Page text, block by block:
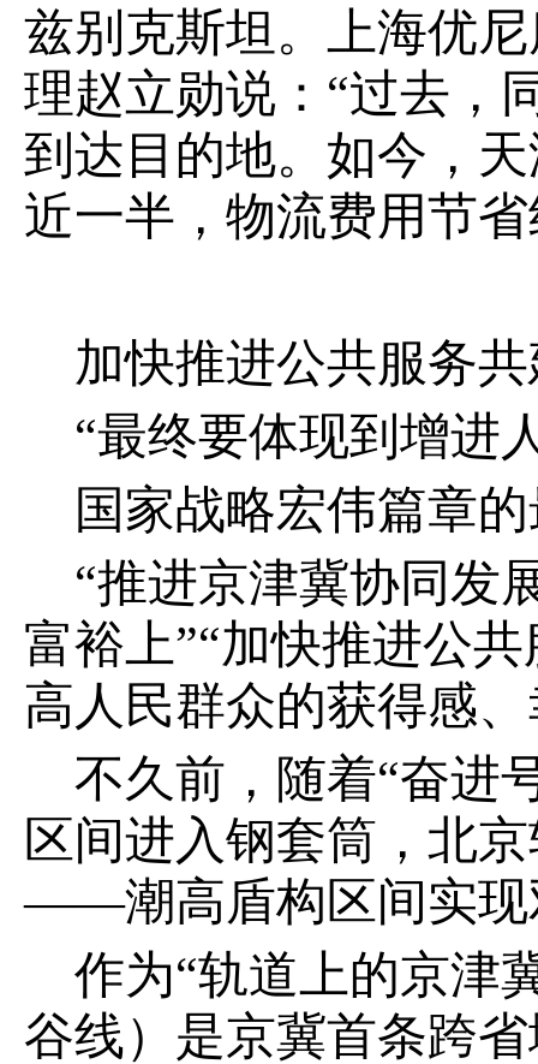
兹别克斯坦。上海优
理赵立勋说：“过去，
到达目的地。如今，
近一半，物流费用节省
加快推进公共服务
“最终要体现到增进
国家战略宏伟篇章
“推进京津冀协同发
富裕上”“加快推进公
高人民群众的获得感
不久前，随着“奋进
区间进入钢套筒，北
——潮高盾构区间实现
作为“轨道上的京津
谷线）是京冀首条跨